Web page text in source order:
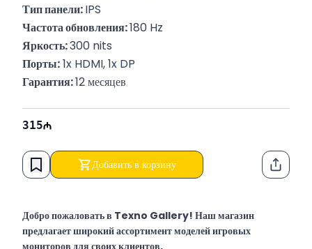
Тип панели: IPS
Частота обновления: 180 Hz
Яркость: 300 nits
Порты: 1x HDMI, 1x DP
Гарантия: 12 месяцев
315
Добавить в корзину
Добро пожаловать в Texno Gallery! Наш магазин
предлагает широкий ассортимент моделей игровых
мониторов для своих клиентов.